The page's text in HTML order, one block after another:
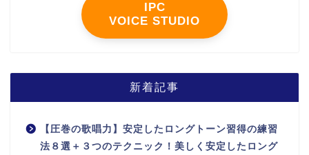
IPC
VOICE STUDIO
新着記事
【圧巻の歌唱力】安定したロングトーン習得の練習
法８選＋３つのテクニック！美しく安定したロング